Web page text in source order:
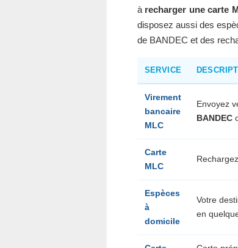
à recharger une carte
disposez aussi des
de BANDEC et des
SERVICE
Virement
bancaire
MLC
Envoyez
BANDEC
Carte
MLC
Espèces
à
domicile
Votre
en